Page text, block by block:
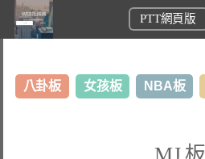
PTT網頁版
八卦板 女孩板 NBA板
MJ 板